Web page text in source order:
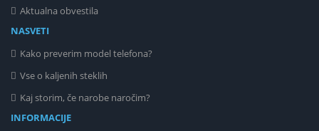
Aktualna obvestila
NASVETI
Kako preverim model telefona?
Vse o kaljenih steklih
Kaj storim, če narobe naročim?
INFORMACIJE